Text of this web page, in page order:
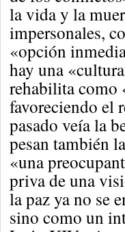
la vida y la
impersonales,
«opción
hay una
rehabilita como
favoreciendo el
pasado veía la
pesan también
«una
priva de una
la paz ya no se
sino como un